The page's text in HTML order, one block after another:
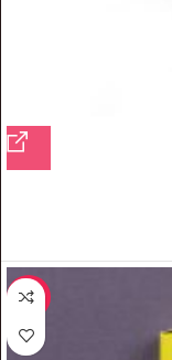
-9%